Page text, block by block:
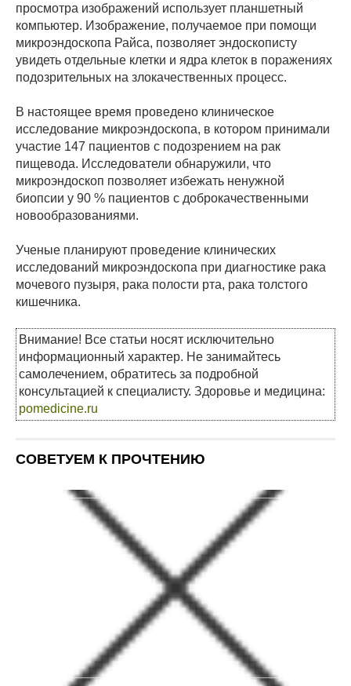
просмотра изображений использует планшетный
компьютер. Изображение, получаемое при помощи
микроэндоскопа Райса, позволяет эндоскописту
увидеть отдельные клетки и ядра клеток в поражениях
подозрительных на злокачественных процесс.
В настоящее время проведено клиническое
исследование микроэндоскопа, в котором принимали
участие 147 пациентов с подозрением на рак
пищевода. Исследователи обнаружили, что
микроэндоскоп позволяет избежать ненужной
биопсии у 90 % пациентов с доброкачественными
новообразованиями.
Ученые планируют проведение клинических
исследований микроэндоскопа при диагностике рака
мочевого пузыря, рака полости рта, рака толстого
кишечника.
Внимание! Все статьи носят исключительно
информационный характер. Не занимайтесь
самолечением, обратитесь за подробной
консультацией к специалисту. Здоровье и медицина:
pomedicine.ru
СОВЕТУЕМ К ПРОЧТЕНИЮ